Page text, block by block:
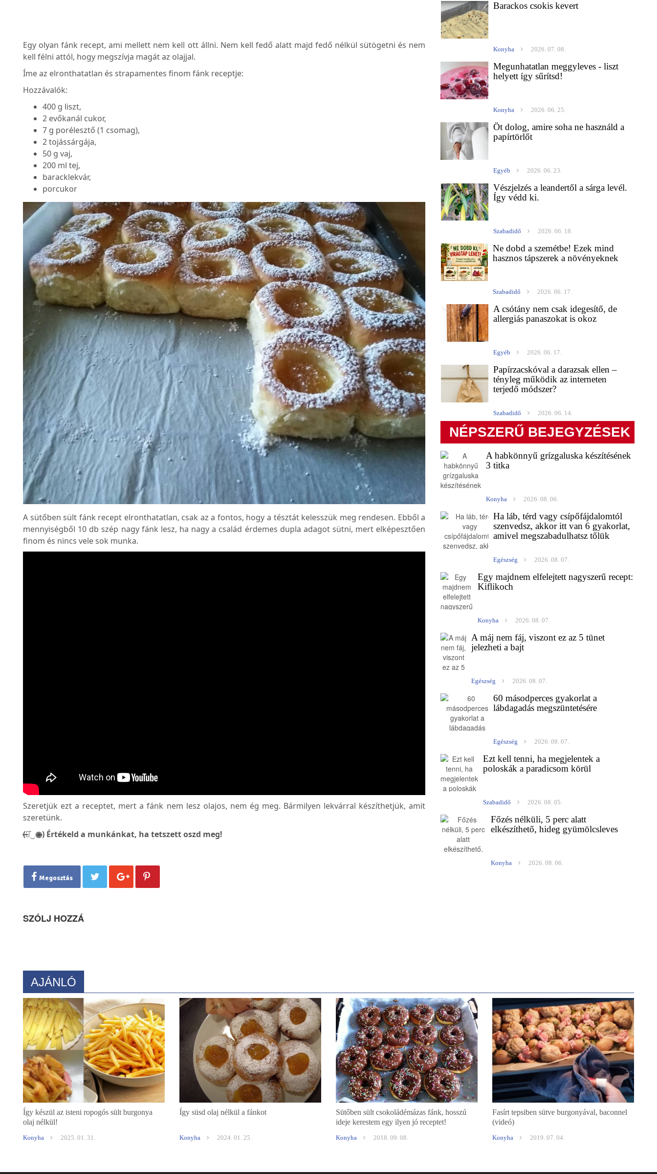
Egy olyan fánk recept, ami mellett nem kell ott állni. Nem kell fedő alatt majd fedő nélkül sütögetni és nem
kell félni attól, hogy megszívja magát az olajjal.
Íme az elronthatatlan és strapamentes finom fánk receptje:
Hozzávalók:
400 g liszt,
2 evőkanál cukor,
7 g porélesztő (1 csomag),
2 tojássárgája,
50 g vaj,
200 ml tej,
baracklekvár,
porcukor
A sütőben sült fánk recept elronthatatlan, csak az a fontos, hogy a tésztát kelesszük meg rendesen. Ebből a
mennyiségből 10 db szép nagy fánk lesz, ha nagy a család érdemes dupla adagot sütni, mert elképesztően
finom és nincs vele sok munka.
Szeretjük ezt a receptet, mert a fánk nem lesz olajos, nem ég meg. Bármilyen lekvárral készíthetjük, amit
szeretünk.
(̶◉͛‿◉̶) Értékeld a munkánkat, ha tetszett oszd meg!
Megosztás
SZÓLJ HOZZÁ
Barackos csokis kevert
Konyha 2026. 07. 08.
Megunhatatlan meggyleves - liszt
helyett így sűrítsd!
Konyha 2026. 06. 25.
Öt dolog, amire soha ne használd a
papírtörlőt
Egyéb 2026. 06. 23.
Vészjelzés a leandertől a sárga levél.
Így védd ki.
Szabadidő 2026. 06. 18.
Ne dobd a szemétbe! Ezek mind
hasznos tápszerek a növényeknek
Szabadidő 2026. 06. 17.
A csótány nem csak idegesítő, de
allergiás panaszokat is okoz
Egyéb 2026. 06. 17.
Papírzacskóval a darazsak ellen –
tényleg működik az interneten
terjedő módszer?
Szabadidő 2026. 06. 14.
NÉPSZERŰ BEJEGYZÉSEK
A habkönnyű grízgaluska készítésének
3 titka
Konyha 2026. 08. 06.
Ha láb, térd vagy csípőfájdalomtól
szenvedsz, akkor itt van 6 gyakorlat,
amivel megszabadulhatsz tőlük
Egészség 2026. 08. 07.
Egy majdnem elfelejtett nagyszerű recept:
Kiflikoch
Konyha 2026. 08. 07.
A máj nem fáj, viszont ez az 5 tünet
jelezheti a bajt
Egészség 2026. 08. 07.
60 másodperces gyakorlat a
lábdagadás megszüntetésére
Egészség 2026. 08. 07.
Ezt kell tenni, ha megjelentek a
poloskák a paradicsom körül
Szabadidő 2026. 08. 05.
Főzés nélküli, 5 perc alatt
elkészíthető, hideg gyümölcsleves
Konyha 2026. 08. 06.
AJÁNLÓ
Így készül az isteni ropogós sült burgonya
olaj nélkül!
Konyha 2025. 01. 31.
Így süsd olaj nélkül a fánkot
Konyha 2024. 01. 25.
Sütőben sült csokoládémázas fánk, hosszú
ideje kerestem egy ilyen jó receptet!
Konyha 2018. 09. 08.
Fasírt tepsiben sütve burgonyával, baconnel
(videó)
Konyha 2019. 07. 04.